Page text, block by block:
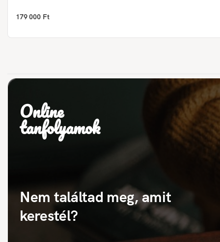
179 000 Ft
Online
tanfolyamok
Nem találtad meg, amit
kerestél?